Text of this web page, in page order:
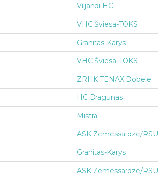
Viljandi HC
VHC Šviesa-TOKS
Granitas-Karys
VHC Šviesa-TOKS
ZRHK TENAX Dobele
HC Dragunas
Mistra
ASK Zemessardze/RSU
Granitas-Karys
ASK Zemessardze/RSU